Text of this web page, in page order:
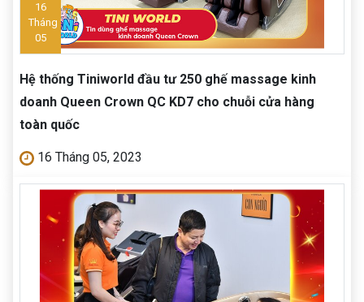
16
Tháng
05
Hệ thống Tiniworld đầu tư 250 ghế massage kinh
doanh Queen Crown QC KD7 cho chuỗi cửa hàng
toàn quốc
16 Tháng 05, 2023